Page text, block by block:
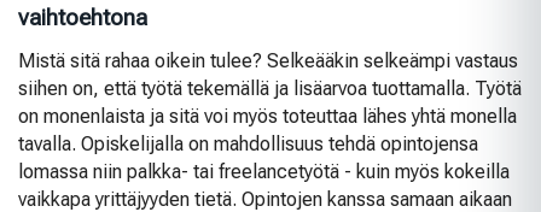
vaihtoehtona
Mistä sitä rahaa oikein tulee? Selkeääkin selkeämpi vastaus
siihen on, että työtä tekemällä ja lisäarvoa tuottamalla. Työtä
on monenlaista ja sitä voi myös toteuttaa lähes yhtä monella
tavalla. Opiskelijalla on mahdollisuus tehdä opintojensa
lomassa niin palkka- tai freelancetyötä - kuin myös kokeilla
vaikkapa yrittäjyyden tietä. Opintojen kanssa samaan aikaan